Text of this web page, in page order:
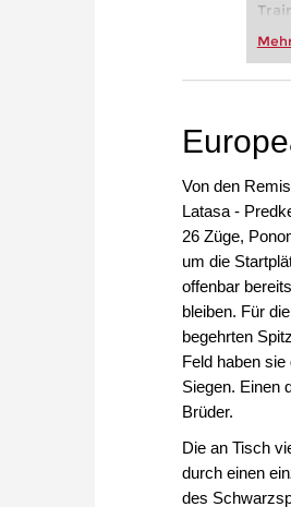
Von den
Latasa -
26 Züge,
um die
offenbar
bleiben. Für
begehrten
Feld haben
Siegen. Einen
Brüder.
Die an Tisch
durch einen
des